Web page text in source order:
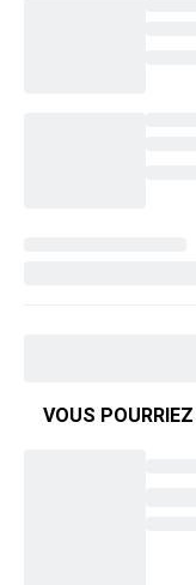
VOUS